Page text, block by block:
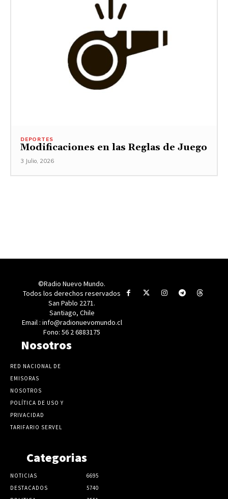
DEPORTES
Modificaciones en las Reglas de Juego
3 Julio, 2026
©Radio Nuevo Mundo.
Todos los derechos reservados
San Pablo 2271.
Santiago, Chile
Email : info@radionuevomundo.cl
Fono: 56 2 6883175
Nosotros
RED NACIONAL DE
EMISORAS
NOSOTROS
POLÍTICA DE USO Y
PRIVACIDAD
TARIFARIO SERVEL
Categorias
NOTICIAS
6695
DESTACADOS
5740